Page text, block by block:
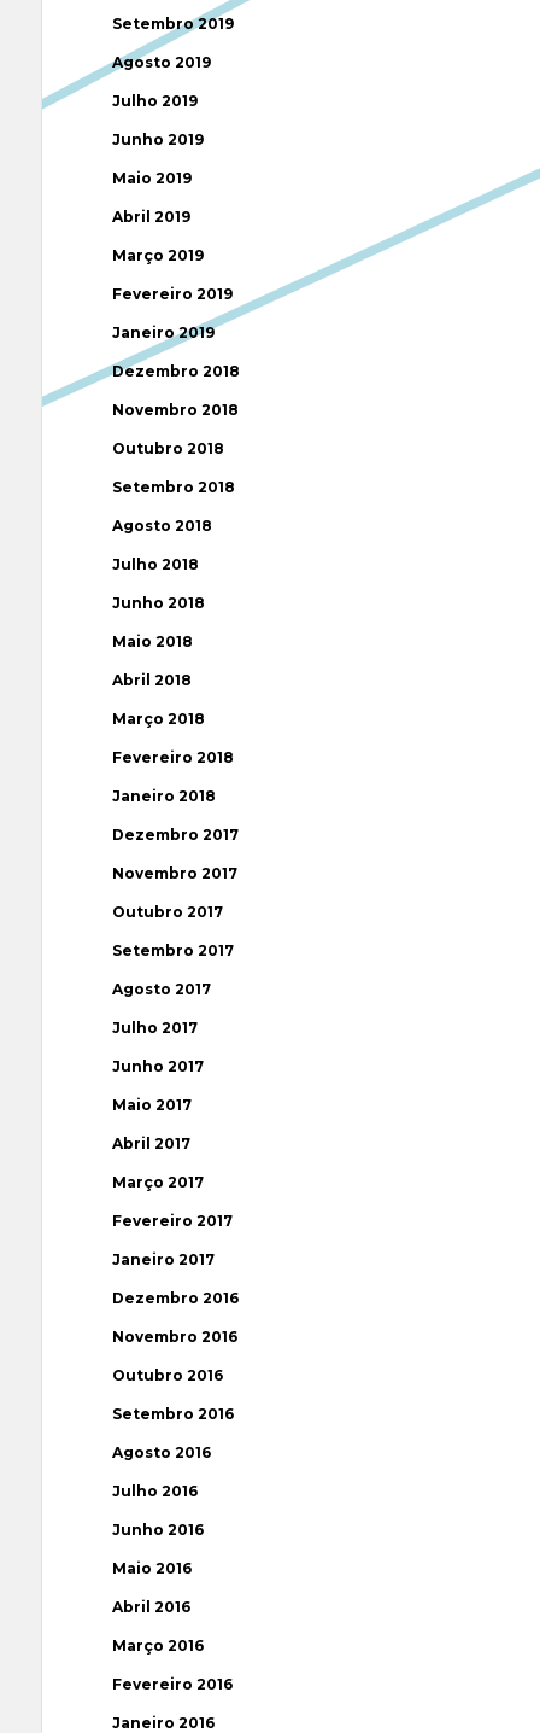
Setembro 2019
Agosto 2019
Julho 2019
Junho 2019
Maio 2019
Abril 2019
Março 2019
Fevereiro 2019
Janeiro 2019
Dezembro 2018
Novembro 2018
Outubro 2018
Setembro 2018
Agosto 2018
Julho 2018
Junho 2018
Maio 2018
Abril 2018
Março 2018
Fevereiro 2018
Janeiro 2018
Dezembro 2017
Novembro 2017
Outubro 2017
Setembro 2017
Agosto 2017
Julho 2017
Junho 2017
Maio 2017
Abril 2017
Março 2017
Fevereiro 2017
Janeiro 2017
Dezembro 2016
Novembro 2016
Outubro 2016
Setembro 2016
Agosto 2016
Julho 2016
Junho 2016
Maio 2016
Abril 2016
Março 2016
Fevereiro 2016
Janeiro 2016